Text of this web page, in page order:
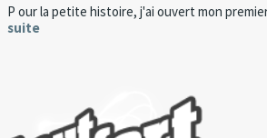
P our la petite histoire, j'ai ouvert mon
suite